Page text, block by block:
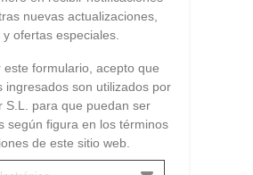
nuevas actualizaciones,
ofertas especiales.
este formulario, acepto que
ingresados son utilizados por
S.L. para que puedan ser
según figura en los términos
de este sitio web.